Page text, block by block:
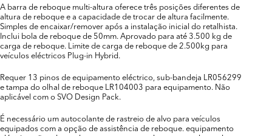
A barra de reboque multi-altura oferece três posições diferentes de
altura de reboque e a capacidade de trocar de altura facilmente.
Simples de encaixar/remover após a instalação inicial do retalhista.
Inclui bola de reboque de 50mm. Aprovado para até 3.500 kg de
carga de reboque. Limite de carga de reboque de 2.500kg para
veículos eléctricos Plug-in Hybrid.
Requer 13 pinos de equipamento eléctrico, sub-bandeja LR056299
e tampa do olhal de reboque LR104003 para equipamento. Não
aplicável com o SVO Design Pack.
É necessário um autocolante de rastreio de alvo para veículos
equipados com a opção de assistência de reboque. equipamento